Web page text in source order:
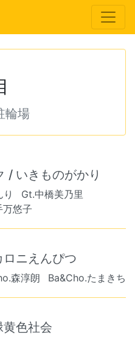
輪場
/ いきものがかり
Gt.中橋美乃里
万悠子
ニえんぴつ
森淳朗 Ba&Cho.たまきち
色社会